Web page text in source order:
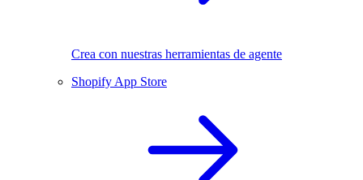
Crea con nuestras herramientas de agente
Shopify App Store